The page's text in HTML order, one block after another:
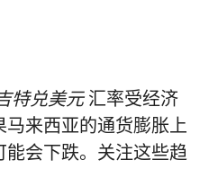
特兑美元汇率受经济
马来西亚的通货膨胀上
会下跌。关注这些趋